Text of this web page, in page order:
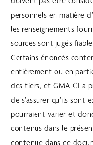
personnels en matière
les renseignements
sources sont jugés
Certains énoncés
entièrement ou en
des tiers, et GMA CI a
de s’assurer qu’ils sont
pourraient varier et
contenus dans le
contenue dans ce